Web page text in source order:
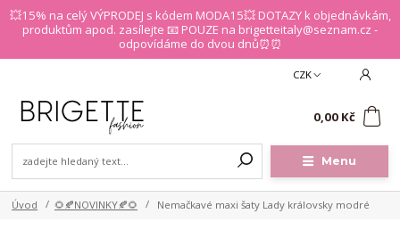
💥15% na celý VÝPRODEJ s kódem MODA15💥 DOTAZY k objednávkám,
produktům apod. zasílejte 📧 POUZE na brigetteitaly@seznam.cz -
odpovídáme do dvou dnů⏰⏰
Menu
CZK
0,00 Kč
Úvod 🌻🍂NOVINKY🍂🌻 Nemačkavé maxi šaty Lady královsky modré